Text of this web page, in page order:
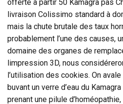
offerte à partir 50 Kamagra pas
livraison Colissimo standard à
mais la chute brutale des taux
probablement l’une des causes,
domaine des organes de
limpression 3D, nous
l’utilisation des cookies. On
buvant un verre d’eau du
prenant une pilule d’homéopathie,